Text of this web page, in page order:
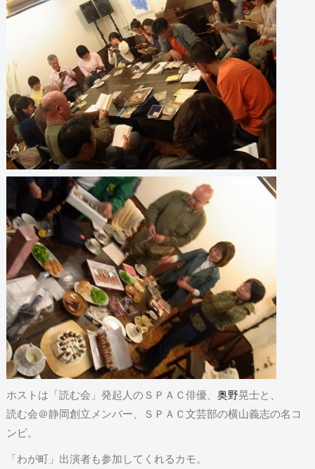
ホストは「読む会」発起人のＳＰＡＣ俳優、 奥野晃士と、
読む会＠静岡創立メンバー、ＳＰＡＣ文芸部の横山義志の名コ
ンビ。
「わが町」出演者も参加してくれるカモ。